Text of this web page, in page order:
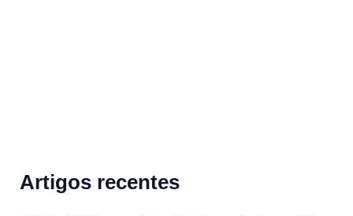
Artigos recentes